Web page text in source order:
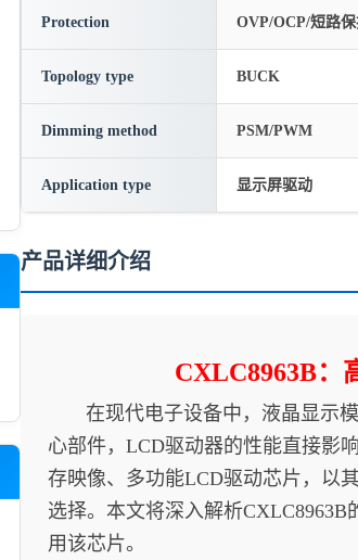
Protection OVP/OCP/短路
Topology type BUCK
Dimming method PSM/PWM
Application type 显示屏驱动
产品详细介绍
CXLC8963B：
在现代电子设备中，液晶显示模
心部件，LCD驱动器的性能直接影
存映像、多功能LCD驱动芯片，以
选择。本文将深入解析
用该芯片。